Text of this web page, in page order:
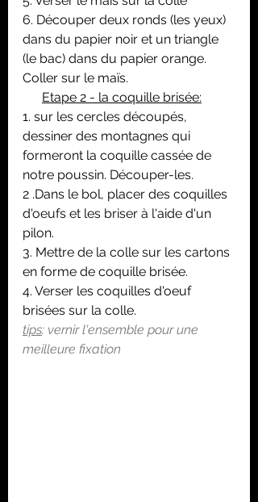
6. Découper deux ronds (les yeux)
dans du papier noir et un triangle
(le bac) dans du papier orange.
Coller sur le maïs.
Etape 2 - la coquille brisée:
1. sur les cercles découpés,
dessiner des montagnes qui
formeront la coquille cassée de
notre poussin. Découper-les.
2 .Dans le bol, placer des coquilles
d'oeufs et les briser à l'aide d'un
pilon.
3. Mettre de la colle sur les cartons
en forme de coquille brisée.
4. Verser les coquilles d'oeuf
brisées sur la colle.
tips: vernir l'ensemble pour une
meilleure fixation